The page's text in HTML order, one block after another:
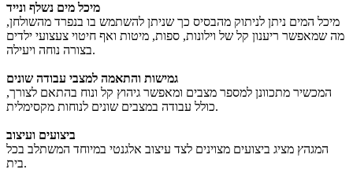
מיכל מים נשלף ונייד
מיכל המים ניתן לניתוק מהבסיס כך שניתן להשתמש בו בנפרד מהשולחן,
מה שמאפשר ריענון קל של וילונות, ספות, מיטות ואף חיטוי צעצועי ילדים
בצורה נוחה ויעילה.
גמישות והתאמה למצבי עבודה שונים
המכשיר מתכוונן למספר מצבים ומאפשר גיהוץ קל ונוח בהתאם לצורך,
כולל עבודה במצבים שונים לנוחות מקסימלית.
ביצועים ועיצוב
המגהץ מציג ביצועים מצוינים לצד עיצוב אלגנטי במיוחד המשתלב בכל
בית.